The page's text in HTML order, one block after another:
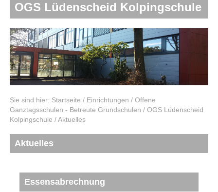
OGS Lüdenscheid Kolpingschule
Sie sind hier: Startseite / Einrichtungen / Offene
Ganztagsschulen - Betreute Grundschulen / OGS Lüdenscheid
Kolpingschule /Aktuelles
Aktuelles
Essensabrechnung